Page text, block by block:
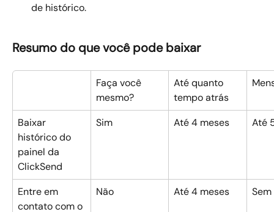
de histórico.
Resumo do que você pode baixar
Faça você
mesmo?
Até quanto
tempo atrás
Baixar
histórico do
painel da
ClickSend
Sim Até 4 meses Até
Entre em
contato com o
Não Até 4 meses